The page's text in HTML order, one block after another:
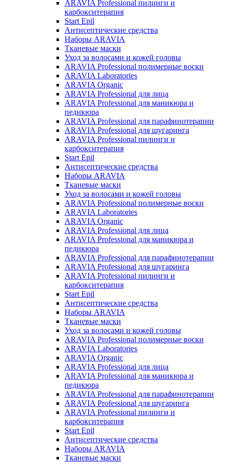
ARAVIA Professional пилинги и
карбокситерапия
Start Epil
Антисептические средства
Наборы ARAVIA
Тканевые маски
Уход за волосами и кожей головы
ARAVIA Professional полимерные воски
ARAVIA Laboratories
ARAVIA Organic
ARAVIA Professional для лица
ARAVIA Professional для маникюра и
педикюра
ARAVIA Professional для парафинотерапии
ARAVIA Professional для шугаринга
ARAVIA Professional пилинги и
карбокситерапия
Start Epil
Антисептические средства
Наборы ARAVIA
Тканевые маски
Уход за волосами и кожей головы
ARAVIA Professional полимерные воски
ARAVIA Laboratories
ARAVIA Organic
ARAVIA Professional для лица
ARAVIA Professional для маникюра и
педикюра
ARAVIA Professional для парафинотерапии
ARAVIA Professional для шугаринга
ARAVIA Professional пилинги и
карбокситерапия
Start Epil
Антисептические средства
Наборы ARAVIA
Тканевые маски
Уход за волосами и кожей головы
ARAVIA Professional полимерные воски
ARAVIA Laboratories
ARAVIA Organic
ARAVIA Professional для лица
ARAVIA Professional для маникюра и
педикюра
ARAVIA Professional для парафинотерапии
ARAVIA Professional для шугаринга
ARAVIA Professional пилинги и
карбокситерапия
Start Epil
Антисептические средства
Наборы ARAVIA
Тканевые маски